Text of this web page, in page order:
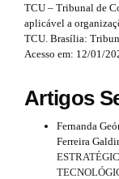
TCU – Tribunal de
aplicável a
TCU. Brasília:
Acesso em: 12/01/
Artigos
Fernanda
Ferreira